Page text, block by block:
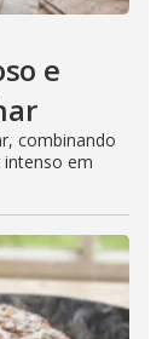
e
combinando
em